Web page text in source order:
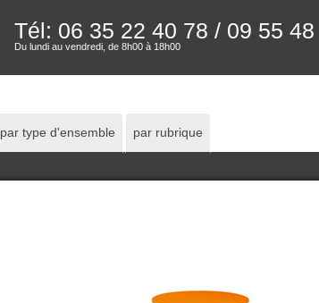
Tél: 06 35 22 40 78 / 09 55
Du lundi au vendredi, de 8h00 à 18h00
par type d'ensemble par rubrique